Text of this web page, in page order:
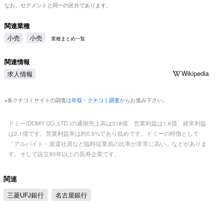
なお、セグメントと同一の区分であります。
関連業種
小売
小売 業種まとめ一覧
関連情報
求人情報
Wikipedia
※各クチコミサイトの調査は年収・クチコミ調査からお進み下さい。
ドミー(DOMY CO.,LTD.)の通期売上高は318億、営業利益は1.6億、経常利益
は2.1億です。営業利益率は約0.5%であり低めです。ドミーの特徴として
「アルバイト・派遣社員など臨時従業員の比率が非常に高い」などがありま
す。そして設立80年以上の長寿企業です。
関連
三菱UFJ銀行 名古屋銀行